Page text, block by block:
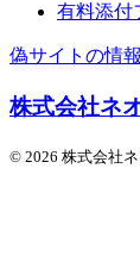
有料添付
偽サイトの情
株式会社ネ
© 2026 株式会社